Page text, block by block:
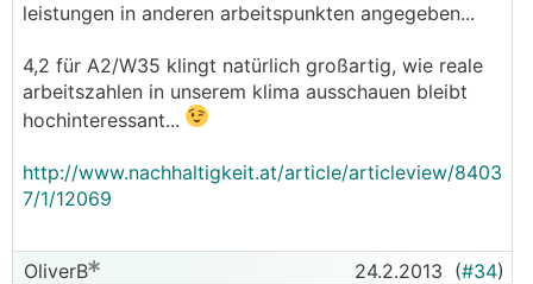
leistungen in anderen arbeitspunkten angegeben...
4,2 für A2/W35 klingt natürlich großartig, wie reale
arbeitszahlen in unserem klima ausschauen bleibt
hochinteressant...
http://www.nachhaltigkeit.at/article/articleview/8403
7/1/12069
OliverB 24.2.2013 (#34)